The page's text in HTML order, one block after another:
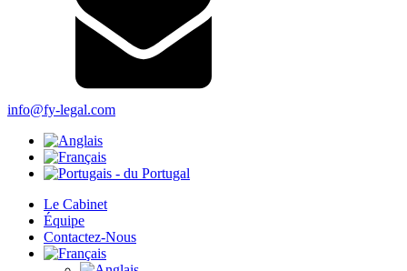
info@fy-legal.com
Le Cabinet
Équipe
Contactez-Nous